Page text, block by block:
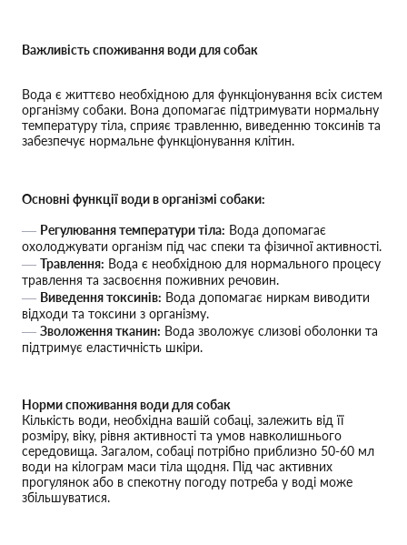
Важливість споживання води для собак
Вода є життєво необхідною для функціонування всіх систем
організму собаки. Вона допомагає підтримувати нормальну
температуру тіла, сприяє травленню, виведенню токсинів та
забезпечує нормальне функціонування клітин.
Основні функції води в організмі собаки:
Регулювання температури тіла: Вода допомагає
охолоджувати організм під час спеки та фізичної активності.
Травлення: Вода є необхідною для нормального процесу
травлення та засвоєння поживних речовин.
Виведення токсинів: Вода допомагає ниркам виводити
відходи та токсини з організму.
Зволоження тканин: Вода зволожує слизові оболонки та
підтримує еластичність шкіри.
Норми споживання води для собак
Кількість води, необхідна вашій собаці, залежить від її
розміру, віку, рівня активності та умов навколишнього
середовища. Загалом, собаці потрібно приблизно 50-60 мл
води на кілограм маси тіла щодня. Під час активних
прогулянок або в спекотну погоду потреба у воді може
збільшуватися.